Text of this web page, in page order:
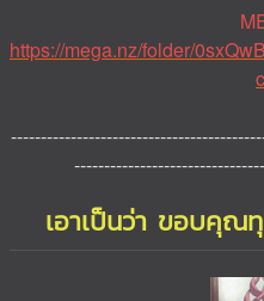
https://mega.nz/folder/
เอาเป็นว่า ขอบคุณ